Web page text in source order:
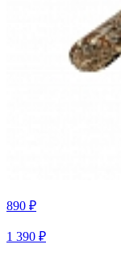
890 ₽
1 390 ₽